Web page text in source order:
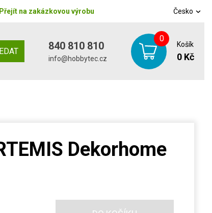
Přejít na zakázkovou výrobu Česko
840 810 810
info@hobbytec.cz
0
Košík
0 Kč
Dekorhome